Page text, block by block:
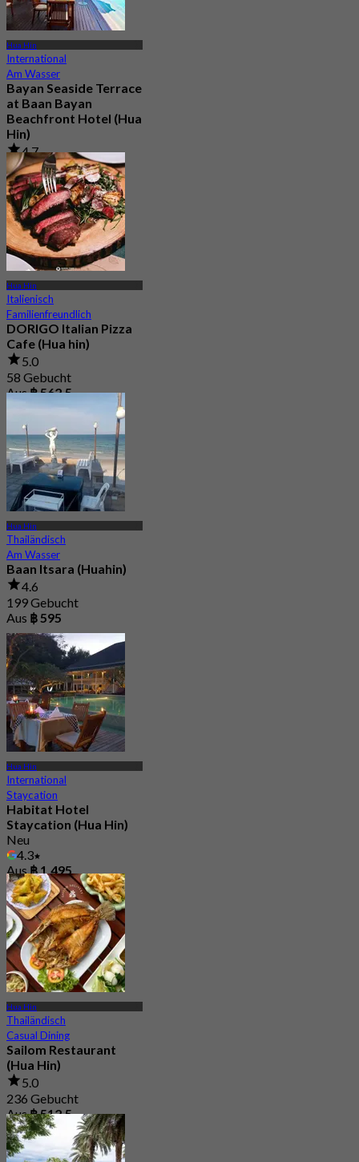
Hua Hin
International
Am Wasser
Bayan Seaside Terrace
at Baan Bayan
Beachfront Hotel (Hua
Hin)
4.7
221 Gebucht
Aus฿ 585
Hua Hin
Italienisch
Familienfreundlich
DORIGO Italian Pizza
Cafe (Hua hin)
5.0
58 Gebucht
Aus฿ 562.5
Hua Hin
Thailändisch
Am Wasser
Baan Itsara (Huahin)
4.6
199 Gebucht
Aus ฿ 595
Hua Hin
International
Staycation
Habitat Hotel
Staycation (Hua Hin)
Neu
4.3
Aus฿ 1,495
Hua Hin
Thailändisch
Casual Dining
Sailom Restaurant
(Hua Hin)
5.0
236 Gebucht
Aus฿ 512.5